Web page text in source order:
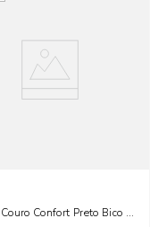
Confort Preto Bico Fino